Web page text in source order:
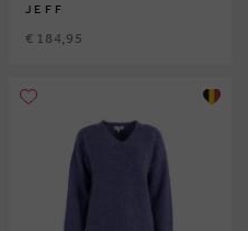
JEFF
€ 184,95